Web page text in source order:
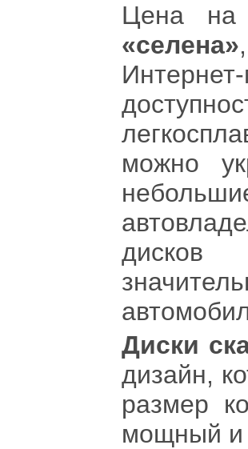
Цена
«селена»
можно
Диски
дизайн,
размер
мощный и